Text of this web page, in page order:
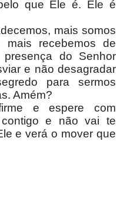
que Ele é. Ele é
mais somos
mais recebemos de
do Senhor
e não desagradar
para sermos
Amém?
e espere com
e não vai te
e verá o mover que